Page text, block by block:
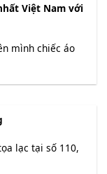
Việt Nam với
mình chiếc áo
lạc tại số 110,